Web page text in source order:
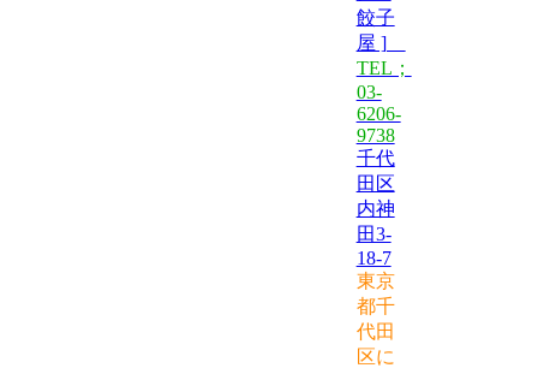
餃子
屋 ]
TEL；
03-
6206-
9738
千代
田区
内神
田3-
18-7
東京
都千
代田
区に